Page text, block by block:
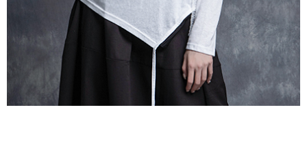
權轉讓予恩沛科技股份有限公司。
２．關於個人資料處理事宜，請瀏覽以下網址：
https://aftee.tw/terms/#terms3
３．未成年的使用者請事先徵得法定代理人或監護人之同意方可使用
「AFTEE先享後付」，若未經同意申辦者引起之損失，本公司不負相關責
４．使用「AFTEE先享後付」時，將依據個別帳號之用戶狀況，依本公司即
時審查核予不同之上限額度；若仍有額度不足之情形，本公司將視審查結果
請求用戶進行身份認證。
每筆NT$60，滿NT$888(含以上)免運費
每筆NT$90，滿NT$888(含以上)免運費